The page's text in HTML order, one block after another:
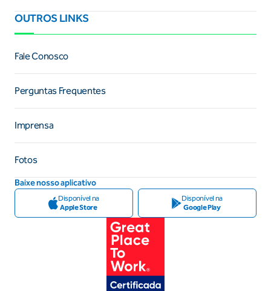
OUTROS LINKS
Fale Conosco
Perguntas Frequentes
Imprensa
Fotos
Baixe nosso aplicativo
Disponível na
Apple Store
Disponível na
Google Play